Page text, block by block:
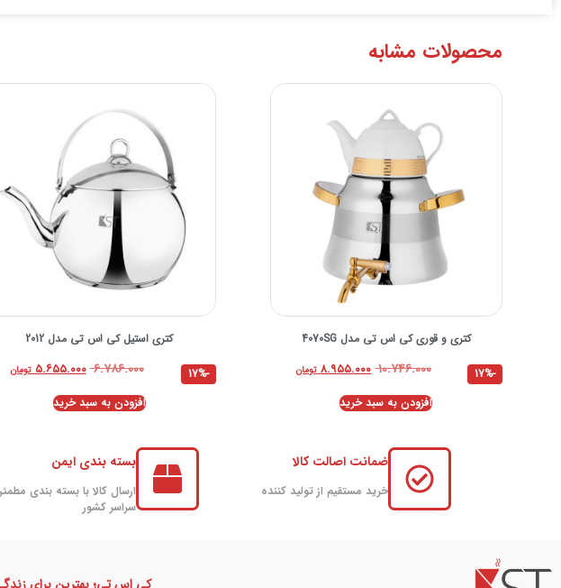
محصولات مشابه
کتری و قوری کی اس تی مدل 4070SG
۱۰.۷۴۶.۰۰۰ ۸.۹۵۵.۰۰۰ تومان
-17%
افزودن به سبد خرید
کتری استیل کی اس تی مدل 2012
۶.۷۸۶.۰۰۰ ۵.۶۵۵.۰۰۰ تومان
-17%
افزودن به سبد خرید
ضمانت اصالت کالا
خرید مستقیم از تولید کننده
بسته بندی ایمن
ارسال کالا با بسته بندی
سراسر کشور